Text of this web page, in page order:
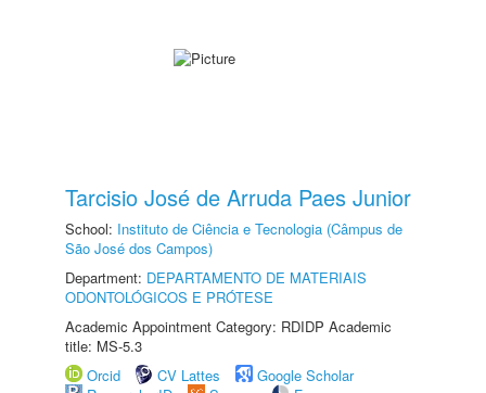
Tarcisio José de Arruda Paes Junior
School: Instituto de Ciência e Tecnologia (Câmpus de
São José dos Campos)
Department: DEPARTAMENTO DE MATERIAIS
ODONTOLÓGICOS E PRÓTESE
Academic Appointment Category: RDIDP Academic
title: MS-5.3
Orcid
CV Lattes
Google Scholar